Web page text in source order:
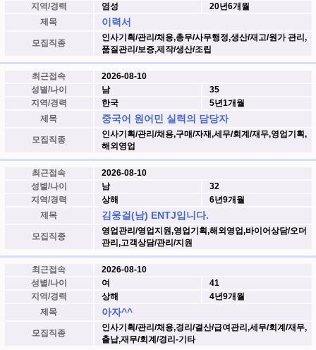
지역/경력
염성
20년6개월
제목
이력서
모집직종
인사기획/관리/채용,총무/사무행정,생산/재고/원가 관리,
품질관리/보증,제작/생산/조립
최근접속
2026-08-10
성별/나이
남
35
지역/경력
한국
5년1개월
제목
중국어 원어민 실력의 담당자
모집직종
인사기획/관리/채용,구매/자재,세무/회계/재무,영업기획,
해외영업
최근접속
2026-08-10
성별/나이
남
32
지역/경력
상해
6년9개월
제목
김웅걸(남) ENTJ입니다.
모집직종
영업관리/영업지원,영업기획,해외영업,바이어상담/오더
관리,고객상담/관리/지원
최근접속
2026-08-10
성별/나이
여
41
지역/경력
상해
4년9개월
제목
아자^^
모집직종
인사기획/관리/채용,경리/결산/급여관리,세무/회계/재무,
출납,재무/회계/경리-기타